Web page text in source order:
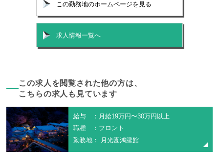
この勤務地のホームページを見る
求人情報一覧へ
この求人を閲覧された他の方は、
こちらの求人も見ています
給与 ：月給19万円〜30万円以上
職種 ：フロント
勤務地： 月光園鴻朧館